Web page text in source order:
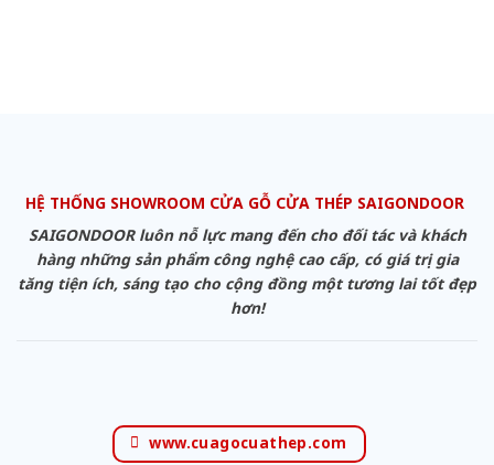
HỆ THỐNG SHOWROOM CỬA GỖ CỬA THÉP SAIGONDOOR
SAIGONDOOR luôn nỗ lực mang đến cho đối tác và khách
hàng những sản phẩm công nghệ cao cấp, có giá trị gia
tăng tiện ích, sáng tạo cho cộng đồng một tương lai tốt đẹp
hơn!
www.cuagocuathep.com